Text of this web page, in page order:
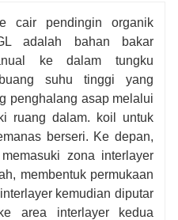
minyak panas untuk
dalam fase cair. Ini
peralatan pemanas, dan
pemanas untuk
suhu pengoperasian
dan dapat mewujudkan
dengan presisi
pemanfaatan panas
dan dirawat, serta
pilihan pertama yang
hemat energi.
cair pendingin organik
adalah bahan bakar
ke dalam tungku
suhu tinggi yang
penghalang asap melalui
ruang dalam. koil untuk
berseri. Ke depan,
zona interlayer
membentuk permukaan
kemudian diputar
area interlayer kedua